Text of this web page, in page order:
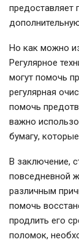
предоставляет
Но как можно
Регулярное
могут помочь
регулярная
помочь
важно
бумагу,
В заключение,
повседневной
различным
помочь
продлить его
поломок,